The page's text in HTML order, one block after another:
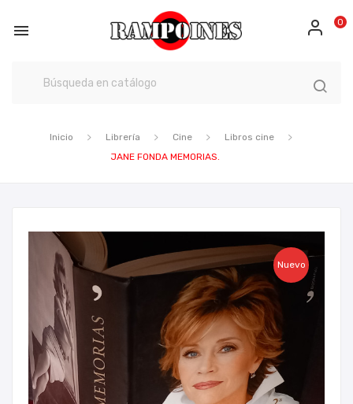
 0
Inicio Librería Cine
Libros cine
JANE FONDA MEMORIAS.
Nuevo